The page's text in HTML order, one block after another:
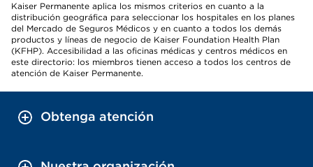
Kaiser Permanente aplica los mismos criterios en cuanto a la
distribución geográfica para seleccionar los hospitales en los planes
del Mercado de Seguros Médicos y en cuanto a todos los demás
productos y líneas de negocio de Kaiser Foundation Health Plan
(KFHP). Accesibilidad a las oficinas médicas y centros médicos en
este directorio: los miembros tienen acceso a todos los centros de
atención de Kaiser Permanente.
Obtenga atención